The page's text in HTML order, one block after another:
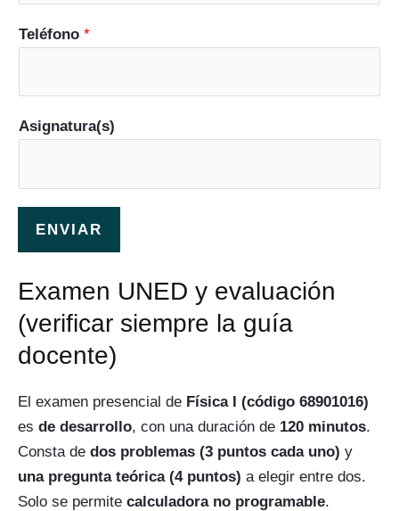
Teléfono *
Asignatura(s)
ENVIAR
Examen UNED y evaluación
(verificar siempre la guía
docente)
El examen presencial de Física I (código 68901016)
es de desarrollo, con una duración de 120 minutos.
Consta de dos problemas (3 puntos cada uno) y
una pregunta teórica (4 puntos) a elegir entre dos.
Solo se permite calculadora no programable.